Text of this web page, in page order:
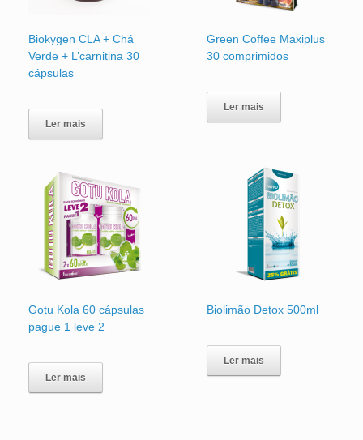
Biokygen CLA + Chá
Verde + L’carnitina 30
cápsulas
Ler mais
Green Coffee Maxiplus
30 comprimidos
Ler mais
Gotu Kola 60 cápsulas
pague 1 leve 2
Ler mais
Biolimão Detox 500ml
Ler mais